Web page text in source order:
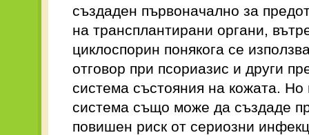
създаден първоначално за
на трансплантирани органи,
циклоспорин понякога се
отговор при псориазис и други
система състояния на кожата. Но
система също може да създаде
повишен риск от сериозни